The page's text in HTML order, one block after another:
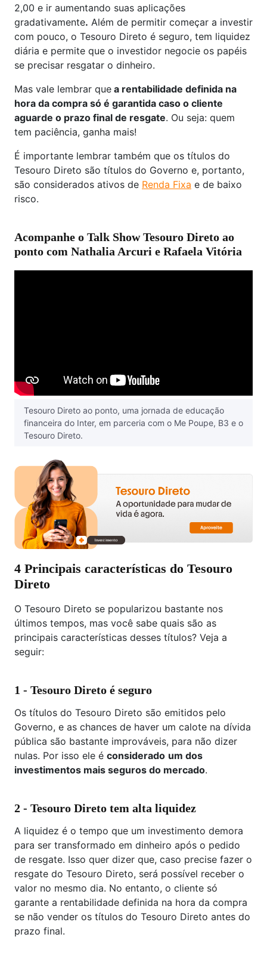
2,00 e ir aumentando suas aplicações
gradativamente. Além de permitir começar a investir
com pouco, o Tesouro Direto é seguro, tem liquidez
diária e permite que o investidor negocie os papéis
se precisar resgatar o dinheiro.
Mas vale lembrar que a rentabilidade definida na
hora da compra só é garantida caso o cliente
aguarde o prazo final de resgate. Ou seja: quem
tem paciência, ganha mais!
É importante lembrar também que os títulos do
Tesouro Direto são títulos do Governo e, portanto,
são considerados ativos de Renda Fixa e de baixo
risco.
Acompanhe o Talk Show Tesouro Direto ao
ponto com Nathalia Arcuri e Rafaela Vitória
Tesouro Direto ao ponto, uma jornada de educação
financeira do Inter, em parceria com o ‪Me Poupe, B3 e o
‪Tesouro Direto.‬‬
4 Principais características do Tesouro
Direto
O Tesouro Direto se popularizou bastante nos
últimos tempos, mas você sabe quais são as
principais características desses títulos? Veja a
seguir:
1 - Tesouro Direto é seguro
Os títulos do Tesouro Direto são emitidos pelo
Governo, e as chances de haver um calote na dívida
pública são bastante improváveis, para não dizer
nulas. Por isso ele é considerado um dos
investimentos mais seguros do mercado.
2 - Tesouro Direto tem alta liquidez
A liquidez é o tempo que um investimento demora
para ser transformado em dinheiro após o pedido
de resgate. Isso quer dizer que, caso precise fazer o
resgate do Tesouro Direto, será possível receber o
valor no mesmo dia. No entanto, o cliente só
garante a rentabilidade definida na hora da compra
se não vender os títulos do Tesouro Direto antes do
prazo final.